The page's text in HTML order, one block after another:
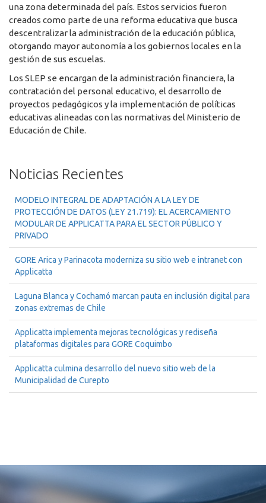
una zona determinada del país. Estos servicios fueron
creados como parte de una reforma educativa que busca
descentralizar la administración de la educación pública,
otorgando mayor autonomía a los gobiernos locales en la
gestión de sus escuelas.
Los SLEP se encargan de la administración financiera, la
contratación del personal educativo, el desarrollo de
proyectos pedagógicos y la implementación de políticas
educativas alineadas con las normativas del Ministerio de
Educación de Chile.
Noticias Recientes
MODELO INTEGRAL DE ADAPTACIÓN A LA LEY DE
PROTECCIÓN DE DATOS (LEY 21.719): EL ACERCAMIENTO
MODULAR DE APPLICATTA PARA EL SECTOR PÚBLICO Y
PRIVADO
GORE Arica y Parinacota moderniza su sitio web e intranet con
Applicatta
Laguna Blanca y Cochamó marcan pauta en inclusión digital para
zonas extremas de Chile
Applicatta implementa mejoras tecnológicas y rediseña
plataformas digitales para GORE Coquimbo
Applicatta culmina desarrollo del nuevo sitio web de la
Municipalidad de Curepto